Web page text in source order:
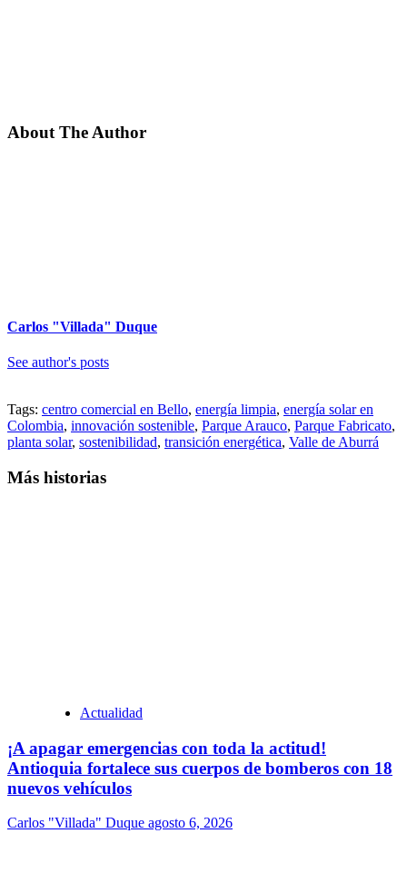
About The Author
Carlos "Villada" Duque
See author's posts
Tags: centro comercial en Bello, energía limpia, energía solar en
Colombia, innovación sostenible, Parque Arauco, Parque Fabricato,
planta solar, sostenibilidad, transición energética, Valle de Aburrá
Más historias
Actualidad
¡A apagar emergencias con toda la actitud!
Antioquia fortalece sus cuerpos de bomberos con 18
nuevos vehículos
Carlos "Villada" Duque agosto 6, 2026